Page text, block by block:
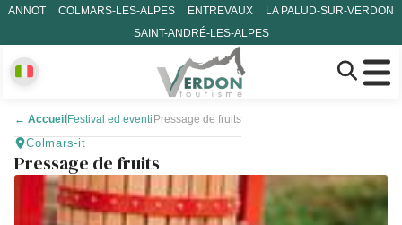
ANNOT COLMARS-LES-ALPES ENTREVAUX
LA PALUD-SUR-VERDON
SAINT-ANDRÉ-LES-ALPES
← Accueil Festival ed eventi Pressage de fruits
Colmars-it
Pressage de fruits